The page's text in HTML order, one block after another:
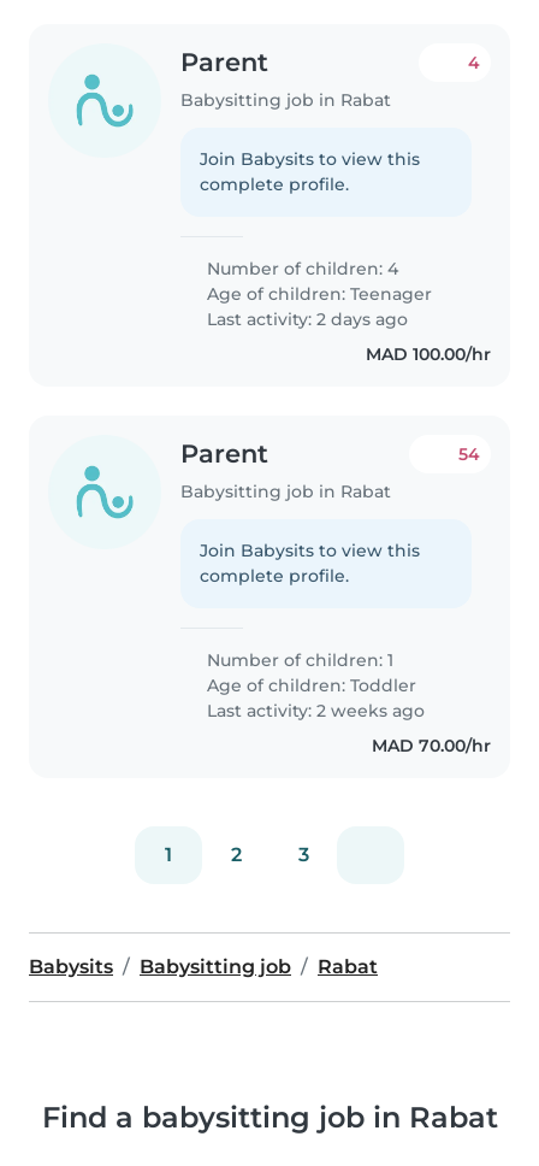
Parent
Babysitting job in Rabat
4
Join Babysits to view this
complete profile.
Number of children: 4
Age of children:Teenager
Last activity: 2 days ago
MAD 100.00/hr
Parent
Babysitting job in Rabat
54
Join Babysits to view this
complete profile.
Number of children: 1
Age of children:Toddler
Last activity: 2 weeks ago
MAD 70.00/hr
1 2 3
Babysits Babysitting job Rabat
Find a babysitting job in Rabat